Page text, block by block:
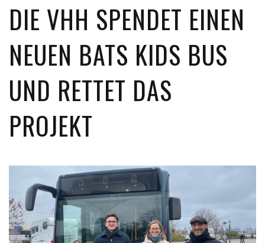
DIE VHH SPENDET EINEN
NEUEN BATS KIDS BUS
UND RETTET DAS
PROJEKT